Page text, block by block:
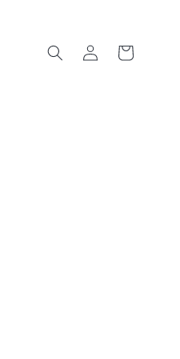
EinloggenWarenkorb